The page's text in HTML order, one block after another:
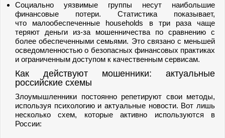
Социально уязвимые группы несут наибольшие
финансовые потери. Статистика показывает,
что малообеспеченные households в три раза чаще
теряют деньги из-за мошенничества по сравнению с
более обеспеченными семьями. Это связано с меньшей
осведомленностью о безопасных финансовых практиках
и ограниченным доступом к качественным сервисам.
Как действуют мошенники: актуальные
российские схемы
Злоумышленники постоянно репетируют свои методы,
используя психологию и актуальные новости. Вот лишь
несколько схем, которые активно используются в
России: